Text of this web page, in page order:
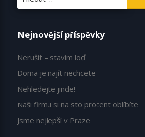
Nejnovější příspěvky
Nerušit – stavím loď
Doma je najít nechcete
Nehledejte jinde!
Naši firmu si na sto procent oblíbíte
Jsme nejlepší v Praze